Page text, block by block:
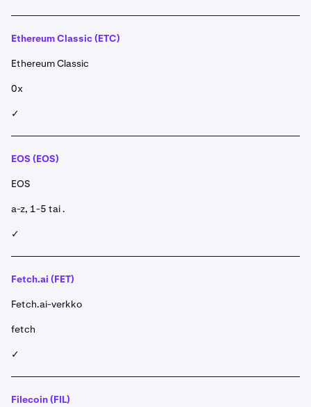
Ethereum Classic (ETC)
Ethereum Classic
0x
✓
EOS (EOS)
EOS
a-z, 1-5 tai .
✓
Fetch.ai (FET)
Fetch.ai-verkko
fetch
✓
Filecoin (FIL)